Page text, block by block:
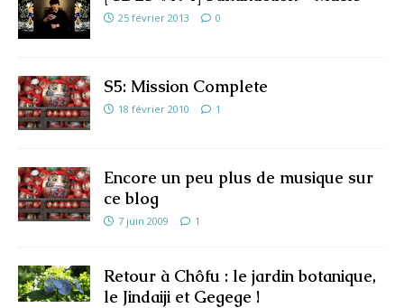
25 février 2013 0
S5: Mission Complete
18 février 2010 1
Encore un peu plus de musique sur
ce blog
7 juin 2009 1
Retour à Chôfu : le jardin botanique,
le Jindaiji et Gegege !